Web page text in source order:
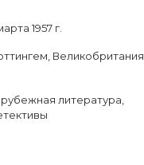
1957 г.
Великобритания
литература